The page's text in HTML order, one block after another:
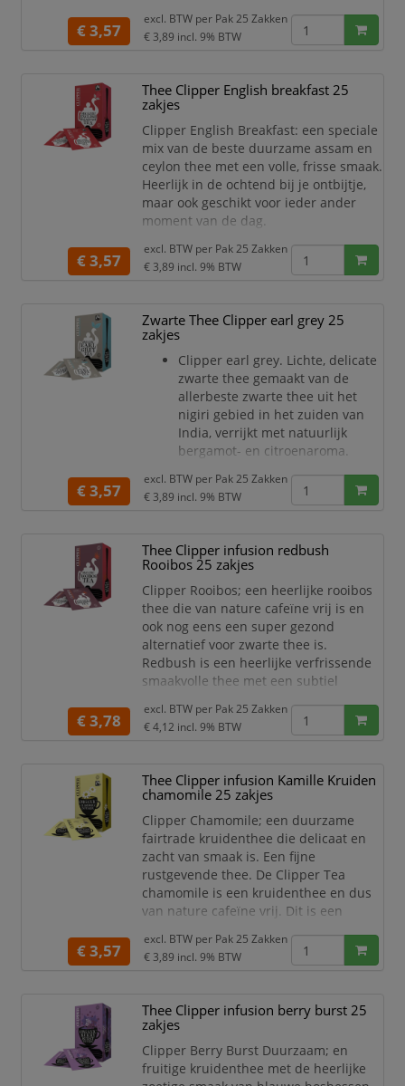
cafeïne vrij.
Liefhebber van muntthee? Dan is
€ 3,57
excl. BTW per Pak 25 Zakken
€ 3,89 incl. 9% BTW
Thee Clipper English breakfast 25
zakjes
Clipper English Breakfast: een speciale
mix van de beste duurzame assam en
ceylon thee met een volle, frisse smaak.
Heerlijk in de ochtend bij je ontbijtje,
maar ook geschikt voor ieder ander
moment van de dag.
€ 3,57
excl. BTW per Pak 25 Zakken
€ 3,89 incl. 9% BTW
Zwarte Thee Clipper earl grey 25
zakjes
Clipper earl grey. Lichte, delicate
zwarte thee gemaakt van de
allerbeste zwarte thee uit het
nigiri gebied in het zuiden van
India, verrijkt met natuurlijk
bergamot- en citroenaroma.
€ 3,57
excl. BTW per Pak 25 Zakken
€ 3,89 incl. 9% BTW
Thee Clipper infusion redbush
Rooibos 25 zakjes
Clipper Rooibos; een heerlijke rooibos
thee die van nature cafeïne vrij is en
ook nog eens een super gezond
alternatief voor zwarte thee is.
Redbush is een heerlijke verfrissende
smaakvolle thee met een subtiel
superfood afkomstig uit Afrika en zit
vol anti-oxidanten.
€ 3,78
excl. BTW per Pak 25 Zakken
€ 4,12 incl. 9% BTW
Thee Clipper infusion Kamille Kruiden
chamomile 25 zakjes
Clipper Chamomile; een duurzame
fairtrade kruidenthee die delicaat en
zacht van smaak is. Een fijne
rustgevende thee. De Clipper Tea
chamomile is een kruidenthee en dus
van nature cafeïne vrij. Dit is een
genieten en heerlijk tot rust te komen
zodat je van je je vrije avond optimaal
€ 3,57
excl. BTW per Pak 25 Zakken
€ 3,89 incl. 9% BTW
Thee Clipper infusion berry burst 25
zakjes
Clipper Berry Burst Duurzaam; en
fruitige kruidenthee met de heerlijke